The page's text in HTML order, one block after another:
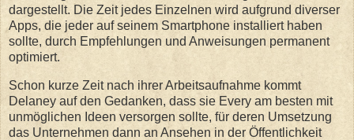
dargestellt. Die Zeit jedes Einzelnen wird aufgrund diverser
Apps, die jeder auf seinem Smartphone installiert haben
sollte, durch Empfehlungen und Anweisungen permanent
optimiert.
Schon kurze Zeit nach ihrer Arbeitsaufnahme kommt
Delaney auf den Gedanken, dass sie Every am besten mit
unmöglichen Ideen versorgen sollte, für deren Umsetzung
das Unternehmen dann an Ansehen in der Öffentlichkeit